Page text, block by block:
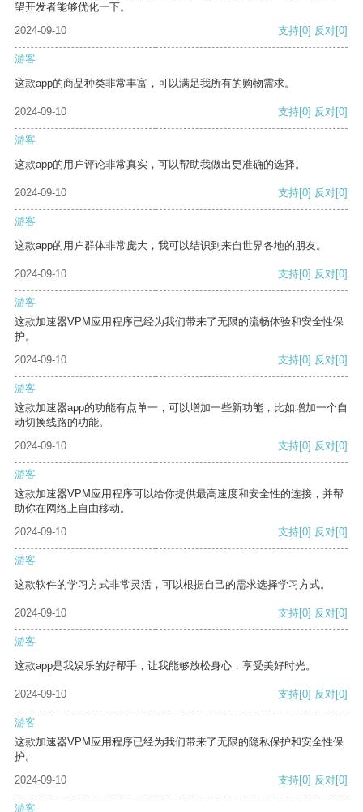
望开发者能够优化一下。
2024-09-10
支持[0] 反对[0]
游客
这款app的商品种类非常丰富，可以满足我所有的购物需求。
2024-09-10 支持[0] 反对[0]
游客
这款app的用户评论非常真实，可以帮助我做出更准确的选择。
2024-09-10 支持[0] 反对[0]
游客
这款app的用户群体非常庞大，我可以结识到来自世界各地的朋友。
2024-09-10 支持[0] 反对[0]
游客
这款加速器VPM应用程序已经为我们带来了无限的流畅体验和安全性保
护。
2024-09-10
支持[0] 反对[0]
游客
这款加速器app的功能有点单一，可以增加一些新功能，比如增加一个自
动切换线路的功能。
2024-09-10
支持[0] 反对[0]
游客
这款加速器VPM应用程序可以给你提供最高速度和安全性的连接，并帮
助你在网络上自由移动。
2024-09-10
支持[0] 反对[0]
游客
这款软件的学习方式非常灵活，可以根据自己的需求选择学习方式。
2024-09-10 支持[0] 反对[0]
游客
这款app是我娱乐的好帮手，让我能够放松身心，享受美好时光。
2024-09-10 支持[0] 反对[0]
游客
这款加速器VPM应用程序已经为我们带来了无限的隐私保护和安全性保
护。
2024-09-10
支持[0] 反对[0]
游客